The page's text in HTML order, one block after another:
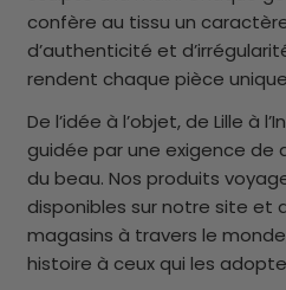
confère au tissu un
d’authenticité et
rendent chaque pièce
De l’idée à l’objet, de Lille à
guidée par une exigence de
du beau. Nos produits
disponibles sur notre site et
magasins à travers le
histoire à ceux qui les